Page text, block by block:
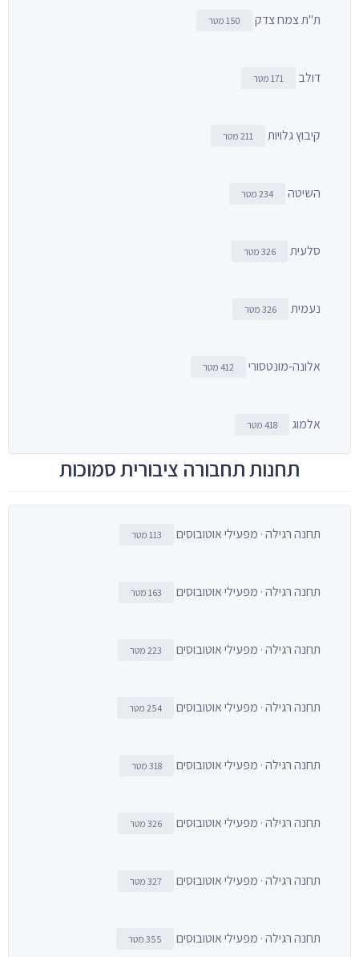
ת"ת צמח צדק 150 מטר
דולב 171 מטר
קיבוץ גלויות 211 מטר
השיטה 234 מטר
סלעית 326 מטר
נעמית 326 מטר
אלונה-מונטסורי 412 מטר
אלמוג 418 מטר
תחנות תחבורה ציבורית סמוכות
תחנה רגילה · מפעילי אוטובוסים 113 מטר
תחנה רגילה · מפעילי אוטובוסים 163 מטר
תחנה רגילה · מפעילי אוטובוסים 223 מטר
תחנה רגילה · מפעילי אוטובוסים 254 מטר
תחנה רגילה · מפעילי אוטובוסים 318 מטר
תחנה רגילה · מפעילי אוטובוסים 326 מטר
תחנה רגילה · מפעילי אוטובוסים 327 מטר
תחנה רגילה · מפעילי אוטובוסים 355 מטר